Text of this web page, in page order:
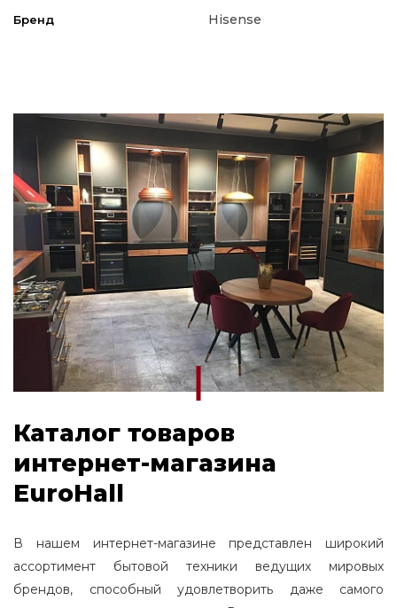
Бренд Hisense
Каталог товаров
интернет-магазина
EuroHall
В нашем интернет-магазине представлен широкий
ассортимент бытовой техники ведущих мировых
брендов, способный удовлетворить даже самого